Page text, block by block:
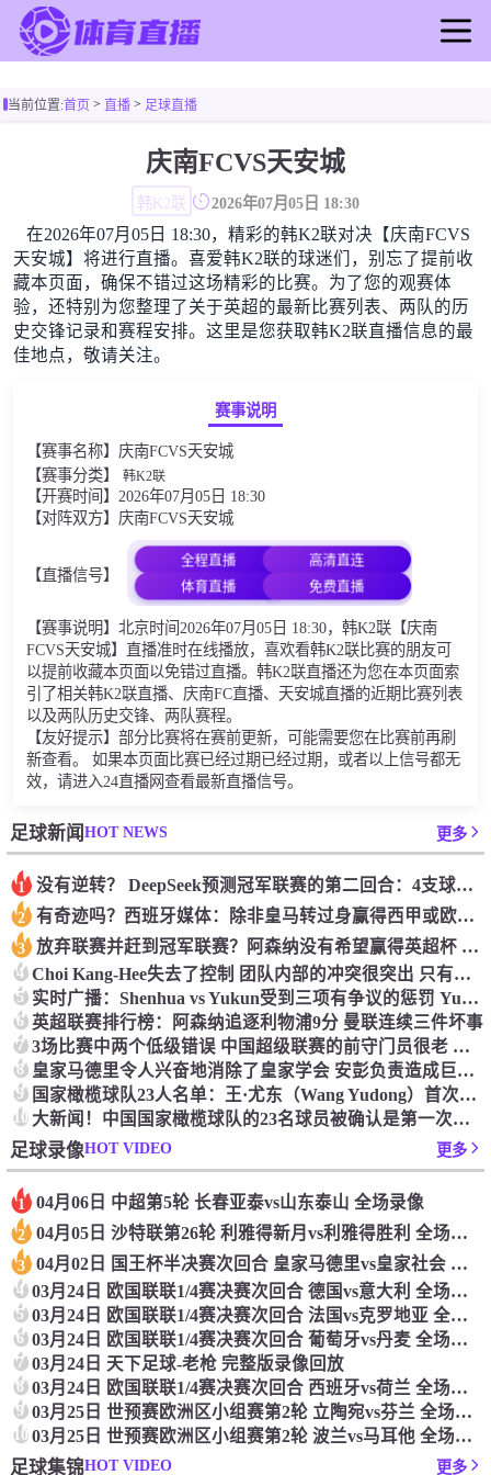
足球直播
足球新闻
篮球新闻
当前位置:首页> 直播> 足球直播
庆南FCVS天安城
韩K2联 2026年07月05日 18:30
在2026年07月05日 18:30，精彩的韩K2联对决【庆南FCVS
天安城】将进行直播。喜爱韩K2联的球迷们，别忘了提前收
藏本页面，确保不错过这场精彩的比赛。为了您的观赛体
验，还特别为您整理了关于英超的最新比赛列表、两队的历
史交锋记录和赛程安排。这里是您获取韩K2联直播信息的最
佳地点，敬请关注。
赛事说明
【赛事名称】庆南FCVS天安城
【赛事分类】 韩K2联
【开赛时间】2026年07月05日 18:30
【对阵双方】庆南FCVS天安城
【直播信号】
全程直播 高清直连
体育直播 免费直播
【赛事说明】北京时间2026年07月05日 18:30，韩K2联【庆南
FCVS天安城】直播准时在线播放，喜欢看韩K2联比赛的朋友可
以提前收藏本页面以免错过直播。韩K2联直播还为您在本页面索
引了相关韩K2联直播、庆南FC直播、天安城直播的近期比赛列表
以及两队历史交锋、两队赛程。
【友好提示】部分比赛将在赛前更新，可能需要您在比赛前再刷
新查看。 如果本页面比赛已经过期已经过期，或者以上信号都无
效，请进入24直播网查看最新直播信号。
足球新闻HOT NEWS 更多
1 没有逆转？ DeepSeek预测冠军联赛的第二回合：4支球队在第一回合中获胜 枪手输了
2 有奇迹吗？西班牙媒体：除非皇马转过身赢得西甲或欧洲冠军
3 放弃联赛并赶到冠军联赛？阿森纳没有希望赢得英超杯 赢得欧洲冠军的可能性
4 Choi Kang-Hee失去了控制 团队内部的冲突很突出 只有一个人可以从水火中拯救崔孔
5 实时广播：Shenhua vs Yukun受到三项有争议的惩罚 Yukun将向中国足球联合会提出投诉
6 英超联赛排行榜：阿森纳追逐利物浦9分 曼联连续三件坏事
7 3场比赛中两个低级错误 中国超级联赛的前守门员很老 是时候让位了 最好的继任者出现
8 皇家马德里令人兴奋地消除了皇家学会 安彭负责造成巨大的灾难！
9 国家橄榄球队23人名单：王·尤东（Wang Yudong）首次被选为第11名 塞吉尼奥（Serginho）在名单上
10 大新闻！中国国家橄榄球队的23名球员被确认是第一次进入阵容
足球录像HOT VIDEO 更多
1 04月06日 中超第5轮 长春亚泰vs山东泰山 全场录像
2 04月05日 沙特联第26轮 利雅得新月vs利雅得胜利 全场录像
3 04月02日 国王杯半决赛次回合 皇家马德里vs皇家社会 全场录像
4 03月24日 欧国联联1/4赛决赛次回合 德国vs意大利 全场录像回放
5 03月24日 欧国联联1/4赛决赛次回合 法国vs克罗地亚 全场录像回放
6 03月24日 欧国联联1/4赛决赛次回合 葡萄牙vs丹麦 全场录像回放
7 03月24日 天下足球-老枪 完整版录像回放
8 03月24日 欧国联联1/4赛决赛次回合 西班牙vs荷兰 全场录像回放
9 03月25日 世预赛欧洲区小组赛第2轮 立陶宛vs芬兰 全场录像回放
10 03月25日 世预赛欧洲区小组赛第2轮 波兰vs马耳他 全场录像回放
足球集锦HOT VIDEO 更多